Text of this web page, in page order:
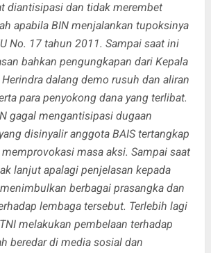
diantisipasi dan tidak merembet
apabila BIN menjalankan tupoksinya
No. 17 tahun 2011. Sampai saat ini
bahkan pengungkapan dari Kepala
dalang demo rusuh dan aliran
para penyokong dana yang terlibat.
gagal mengantisipasi dugaan
disinyalir anggota BAIS tertangkap
masa aksi. Sampai saat
lanjut apalagi penjelasan kepada
berbagai prasangka dan
lembaga tersebut. Terlebih lagi
melakukan pembelaan terhadap
beredar di media sosial dan